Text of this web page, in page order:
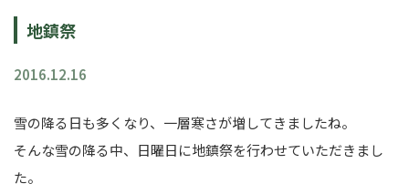
地鎮祭
2016.12.16
雪の降る日も多くなり、一層寒さが増してきましたね。
そんな雪の降る中、日曜日に地鎮祭を行わせていただきまし
た。